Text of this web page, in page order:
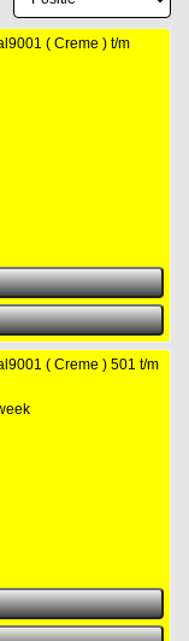
( Creme ) t/m
( Creme ) 501 t/m